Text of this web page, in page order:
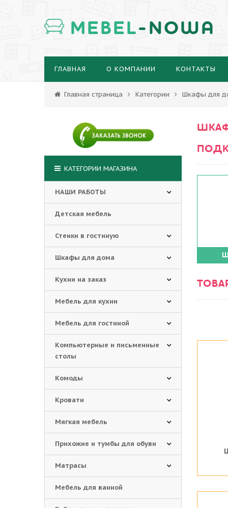
MEBEL-NOWA
ГЛАВНАЯ О КОМПАНИИ КОНТАКТЫ
Главная страница Категории Шкафы для
КАТЕГОРИИ МАГАЗИНА
НАШИ РАБОТЫ
Детская мебель
Стенки в гостиную
Шкафы для дома
Кухни на заказ
Мебель для кухни
Мебель для гостиной
Компьютерные и письменные
столы
Комоды
Кровати
Мягкая мебель
Прихожие и тумбы для обуви
Матрасы
Мебель для ванной